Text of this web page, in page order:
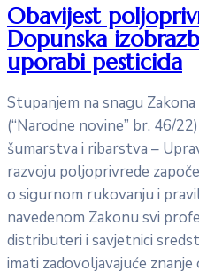
Obavijest
Dopunska
uporabi pesticida
Stupanjem na snagu
(“Narodne novine” br. 46/
šumarstva i ribarstva –
razvoju poljoprivrede
o sigurnom rukovanju i
navedenom Zakonu svi
distributeri i savjetnici
imati zadovoljavajuće